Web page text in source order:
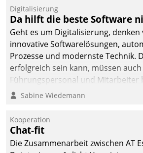
Jahresbeginn eine
Überblick, Einsicht und
Eingriff bietende Lösung.
Zur Entwicklung setzte
man auf
Cloudtechnologie,
bewährte und Startup-
agile Projektmethoden.
Digitalisierung
Da hilft die beste Software
Geht es um Digitalisierung, denken
innovative Softwarelösungen,
Prozesse und modernste Technik.
erfolgreich sein kann, müssen auch
Führungspersonal und Mitarbeiter
verändern und anzupassen, sonst
Sabine Wiedemann
Kooperation
Chat-fit
Die Zusammenarbeit zwischen AT